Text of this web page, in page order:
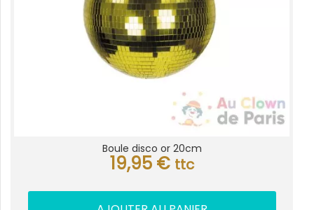
Boule disco or 20cm
19,95 € ttc